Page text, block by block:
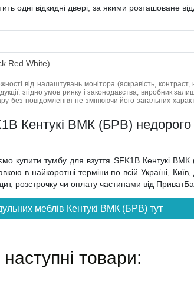
одні відкидні двері, за якими розташоване
Red White)
від налаштувань монітора (яскравість,
згідно умов ринку і законодавства, виробник
без повідомлення не змінюючи його загальних
Кентукі ВМК (БРВ) недорого
купити тумбу для взуття SFK1B Кентукі
в найкоротші терміни по всій Україні,
розстрочку чи оплату частинами від
меблів Кентукі ВМК (БРВ) тут
товари: